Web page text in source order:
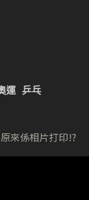
運 乒乓
來係相片打印!?